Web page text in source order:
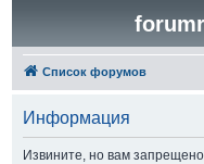
Список форумов
Информация
Извините, но вам